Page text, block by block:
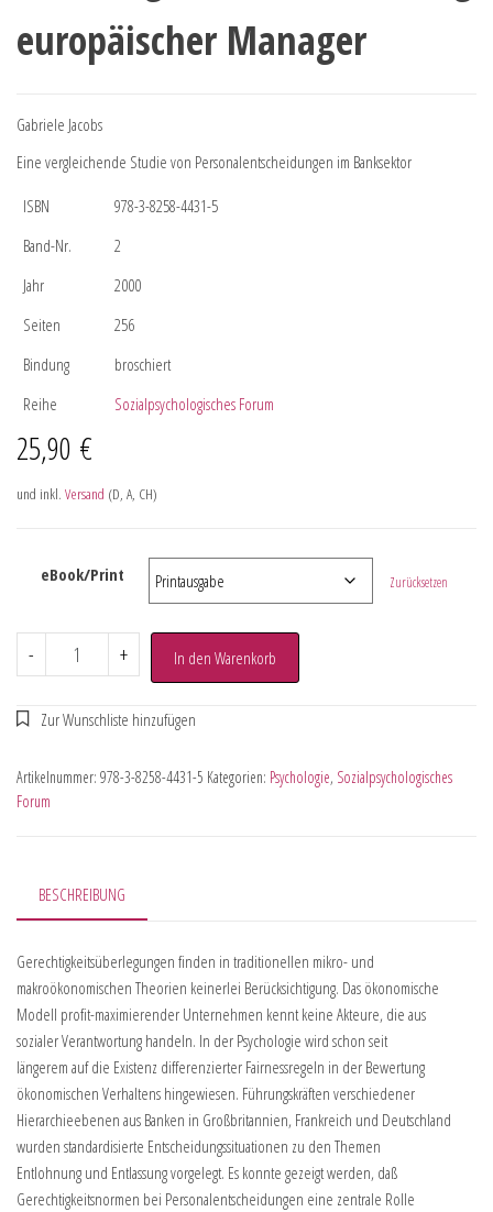
europäischer Manager
Gabriele Jacobs
Eine vergleichende Studie von Personalentscheidungen im Banksektor
ISBN
978-3-8258-4431-5
Band-Nr.
2
Jahr
2000
Seiten
256
Bindung
broschiert
Reihe
Sozialpsychologisches Forum
25,90 €
und inkl. Versand (D, A, CH)
eBook/Print Zurücksetzen
- + In den Warenkorb
Artikelnummer: 978-3-8258-4431-5 Kategorien: Psychologie, Sozialpsychologisches
Forum
BESCHREIBUNG
Gerechtigkeitsüberlegungen finden in traditionellen mikro- und
makroökonomischen Theorien keinerlei Berücksichtigung. Das ökonomische
Modell profit-maximierender Unternehmen kennt keine Akteure, die aus
sozialer Verantwortung handeln. In der Psychologie wird schon seit
längerem auf die Existenz differenzierter Fairnessregeln in der Bewertung
ökonomischen Verhaltens hingewiesen. Führungskräften verschiedener
Hierarchieebenen aus Banken in Großbritannien, Frankreich und Deutschland
wurden standardisierte Entscheidungssituationen zu den Themen
Entlohnung und Entlassung vorgelegt. Es konnte gezeigt werden, daß
Gerechtigkeitsnormen bei Personalentscheidungen eine zentrale Rolle